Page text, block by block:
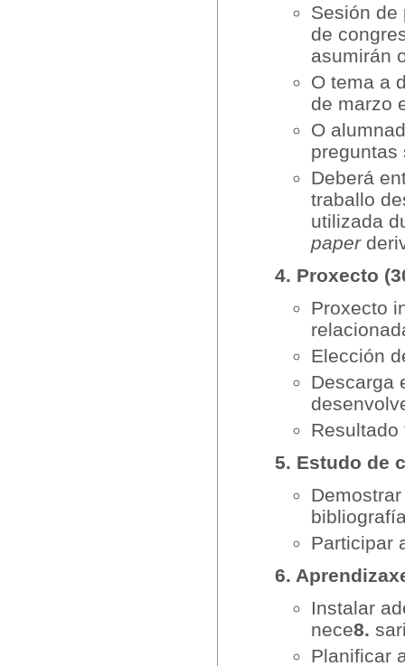
Sesión de
de
asumirán
O tema a
de marzo
O
preguntas
Deberá
traballo
utilizada
paper
4. Proxecto
Proxecto
Elección
Descarga
Resultado
5. Estudo de
Participar
6.
Instalar
nece8.
Planificar